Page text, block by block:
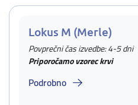
Lokus M (Merle)
Povprečni čas izvedbe: 4-5 dni
Priporočamo vzorec krvi
Podrobno